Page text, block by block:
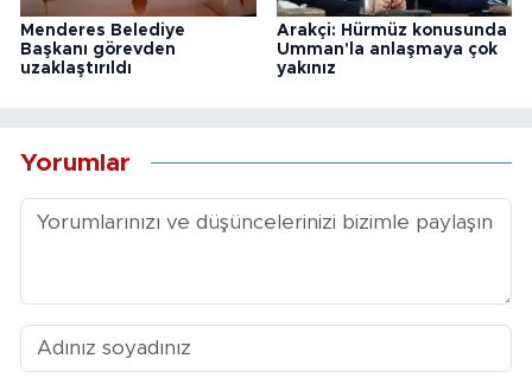
Menderes Belediye
Başkanı görevden
uzaklaştırıldı
Arakçi: Hürmüz konusunda
Umman'la anlaşmaya çok
yakınız
Yorumlar